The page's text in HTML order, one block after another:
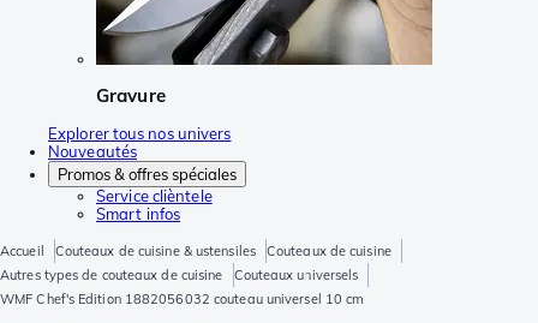
Gravure
Explorer tous nos univers
Nouveautés
Promos & offres spéciales
Service clièntele
Smart infos
Accueil Couteaux de cuisine & ustensiles
Couteaux de cuisine
Autres types de couteaux de cuisine
Couteaux universels
WMF Chef's Edition 1882056032 couteau universel 10 cm